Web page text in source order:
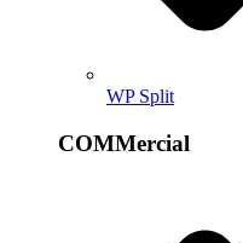
WP Split
COMMercial